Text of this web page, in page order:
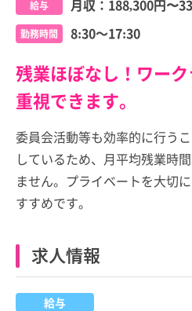
給与 月収： 188,300円〜
勤務時間 8:30～17:30
残業ほぼなし！ワー
重視できます。
委員会活動等も効率的に行う
しているため、月平均残業時
ません。プライベートを大切
すすめです。
求人情報
給与